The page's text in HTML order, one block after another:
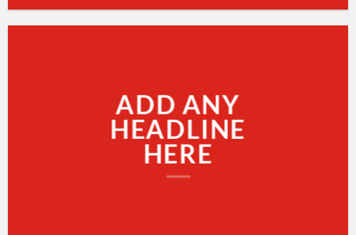
ADD ANY
HEADLINE
HERE